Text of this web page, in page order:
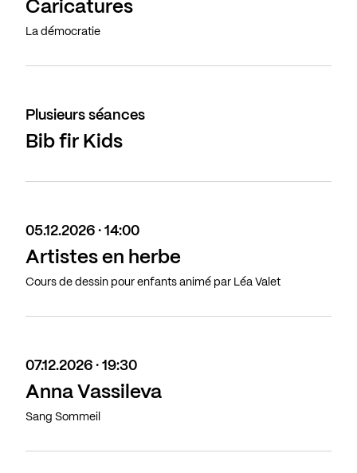
Caricatures
La démocratie
Plusieurs séances
Bib fir Kids
05.12.2026 · 14:00
Artistes en herbe
Cours de dessin pour enfants animé par Léa Valet
07.12.2026 · 19:30
Anna Vassileva
Sang Sommeil